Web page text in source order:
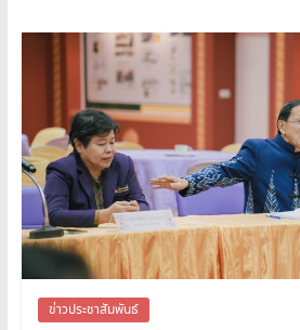
การ
ศึกษา
มัธยมศึกษา
สระบุรี
สพม.สระบุรี,สพม.สบ,สำนักงาน
เขต
พื้นที่ข่าวประชาสัมพันธ์